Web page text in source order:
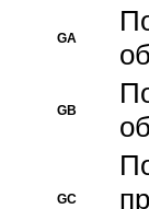
GA
GB
GC